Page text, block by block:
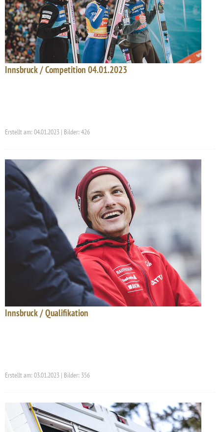
Innsbruck / Competition 04.01.2023
Erstellt am: 04.01.2023 | Bilder: 426
Innsbruck / Qualifikation
Erstellt am: 03.01.2023 | Bilder: 356